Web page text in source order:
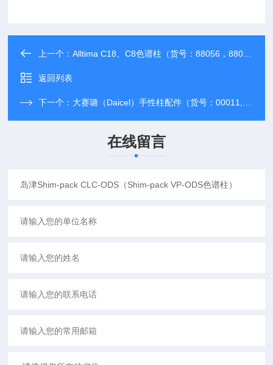
上一个：Alltima C18、C8色谱柱（货号：88056，88076）
返回列表
下一个： 大赛璐（Daicel）手性柱配件（货号：00011,00081）
在线留言